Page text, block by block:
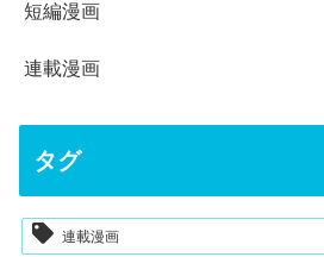
短編漫画
連載漫画
タグ
連載漫画